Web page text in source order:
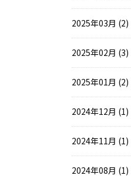
2025年03月 (2)
2025年02月 (3)
2025年01月 (2)
2024年12月 (1)
2024年11月 (1)
2024年08月 (1)